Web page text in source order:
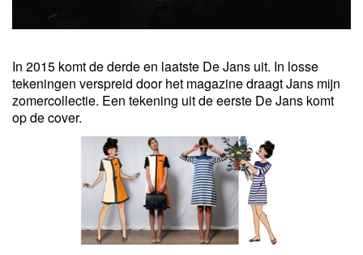
In 2015 komt de derde en laatste De Jans uit. In losse
tekeningen verspreid door het magazine draagt Jans mijn
zomercollectie. Een tekening uit de eerste De Jans komt
op de cover.